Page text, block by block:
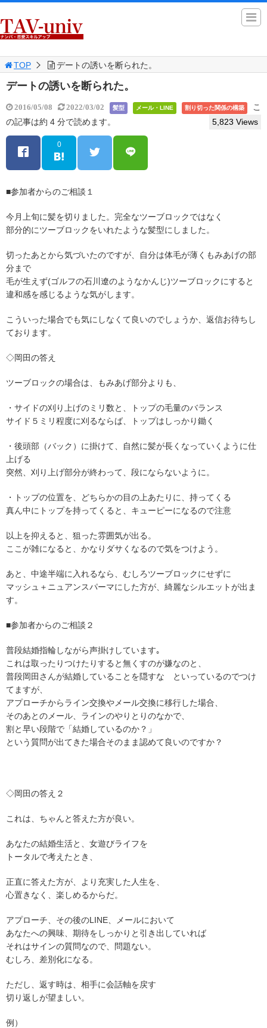
TOP デートの誘いを断られた。
デートの誘いを断られた。
2016/05/08 2022/03/02 髪型 メール・LINE 割り切った関係の構築
こ
の記事は約 4 分で読めます。
5,823 Views
0
■参加者からのご相談１
今月上旬に髪を切りました。完全なツーブロックではなく
部分的にツーブロックをいれたような髪型にしました。
切ったあとから気づいたのですが、自分は体毛が薄くもみあげの部
分まで
毛が生えず(ゴルフの石川遼のようなかんじ)ツーブロックにすると
違和感を感じるような気がします。
こういった場合でも気にしなくて良いのでしょうか、返信お待ちし
ております。
◇岡田の答え
ツーブロックの場合は、もみあげ部分よりも、
・サイドの刈り上げのミリ数と、トップの毛量のバランス
サイド５ミリ程度に刈るならば、トップはしっかり鋤く
・後頭部（バック）に掛けて、自然に髪が長くなっていくように仕
上げる
突然、刈り上げ部分が終わって、段にならないように。
・トップの位置を、どちらかの目の上あたりに、持ってくる
真ん中にトップを持ってくると、キューピーになるので注意
以上を抑えると、狙った雰囲気が出る。
ここが雑になると、かなりダサくなるので気をつけよう。
あと、中途半端に入れるなら、むしろツーブロックにせずに
マッシュ＋ニュアンスパーマにした方が、綺麗なシルエットが出ま
す。
■参加者からのご相談２
普段結婚指輪しながら声掛けしています｡
これは取ったりつけたりすると無くすのが嫌なのと、
普段岡田さんが結婚していることを隠すな といっているのでつけ
てますが、
アプローチからライン交換やメール交換に移行した場合、
そのあとのメール、ラインのやりとりのなかで、
割と早い段階で「結婚しているのか？」
という質問が出てきた場合そのまま認めて良いのですか？
◇岡田の答え２
これは、ちゃんと答えた方が良い。
あなたの結婚生活と、女遊びライフを
トータルで考えたとき、
正直に答えた方が、より充実した人生を、
心置きなく、楽しめるからだ。
アプローチ、その後のLINE、メールにおいて
あなたへの興味、期待をしっかりと引き出していれば
それはサインの質問なので、問題ない。
むしろ、差別化になる。
ただし、返す時は、相手に会話軸を戻す
切り返しが望ましい。
例）